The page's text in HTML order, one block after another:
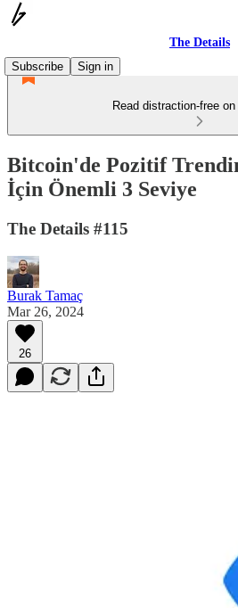
The Details
Subscribe
Sign in
Read distraction-free
Bitcoin'de Pozitif
İçin Önemli 3 Seviye
The Details #115
Burak Tamaç
Mar 26, 2024
26